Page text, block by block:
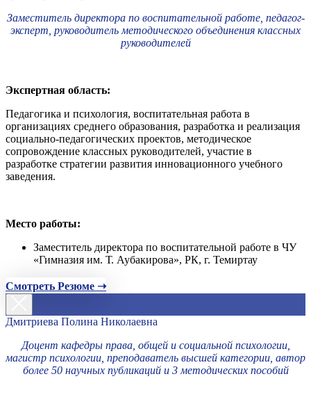
Заместитель директора по воспитательной работе, педагог-
эксперт, руководитель методического объединения классных
руководителей
Экспертная область:
Педагогика и психология, воспитательная работа в
организациях среднего образования, разработка и реализация
социально-педагогических проектов, методическое
сопровождение классных руководителей, участие в
разработке стратегии развития инновационного учебного
заведения.
Место работы:
Заместитель директора по воспитательной работе в ЧУ
«Гимназия им. Т. Аубакирова», РК, г. Темиртау
Смотреть Резюме ➝
Дмитриева Полина Николаевна
Доцент кафедры права, общей и социальной психологии,
магистр психологии, преподаватель высшей категории, автор
более 50 научных публикаций и 3 методических пособий